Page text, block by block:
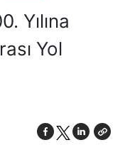
Yılına
Yol